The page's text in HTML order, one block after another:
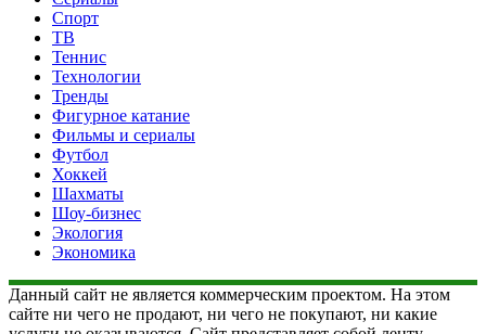
Спорт
ТВ
Теннис
Технологии
Тренды
Фигурное катание
Фильмы и сериалы
Футбол
Хоккей
Шахматы
Шоу-бизнес
Экология
Экономика
Данный сайт не является коммерческим проектом. На этом
сайте ни чего не продают, ни чего не покупают, ни какие